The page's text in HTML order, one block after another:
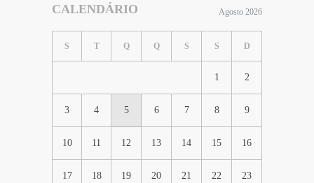
CALENDÁRIO Agosto 2026
S T Q Q S S D
1 2
3 4 5 6 7 8 9
10 11 12 13 14 15 16
17 18 19 20 21 22 23